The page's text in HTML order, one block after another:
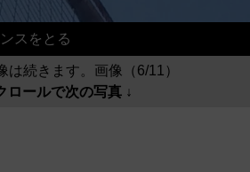
スをとる
は続きます。画像（6/11）
ロールで次の写真 ↓